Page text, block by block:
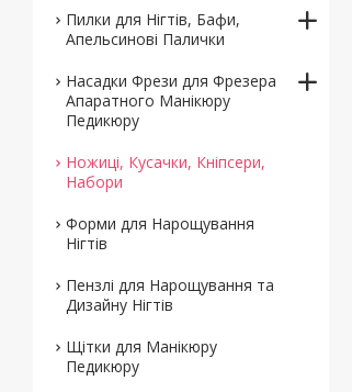
Пилки для Нігтів, Бафи,
Апельсинові Палички
Насадки Фрези для Фрезера
Апаратного Манікюру
Педикюру
Ножиці, Кусачки, Кніпсери,
Набори
Форми для Нарощування
Нігтів
Пензлі для Нарощування та
Дизайну Нігтів
Щітки для Манікюру
Педикюру